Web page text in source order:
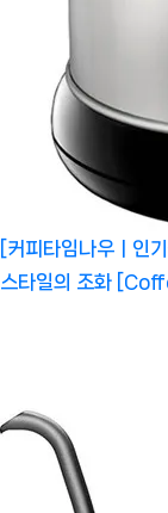
[커피타임나우ㅣ인
스타일의 조화